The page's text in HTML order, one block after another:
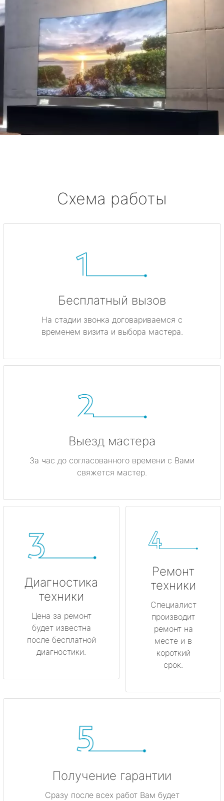
Схема работы
Бесплатный вызов
На стадии звонка договариваемся с
временем визита и выбора мастера.
Выезд мастера
За час до согласованного времени с Вами
свяжется мастер.
Диагностика
техники
Цена за ремонт
будет известна
после бесплатной
диагностики.
Ремонт
техники
Специалист
производит
ремонт на
месте и в
короткий
срок.
Получение гарантии
Сразу после всех работ Вам будет